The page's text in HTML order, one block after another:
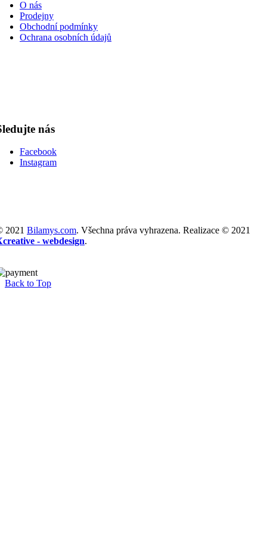
O nás
Prodejny
Obchodní podmínky
Ochrana osobních údajů
nás
Facebook
Instagram
2021 Bilamys.com. Všechna práva vyhrazena. Realizace © 2021
- webdesign.
Back to Top